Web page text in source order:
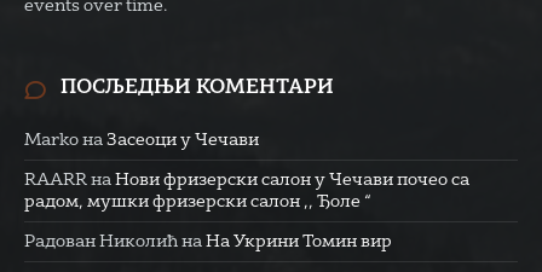
events over time.
ПОСЉЕДЊИ КОМЕНТАРИ
Marko на Засеоци у Чечави
RAARR на Нови фризерски салон у Чечави почео са
радом, мушки фризерски салон ,, Ђоле “
Радован Николић на На Укрини Томин вир